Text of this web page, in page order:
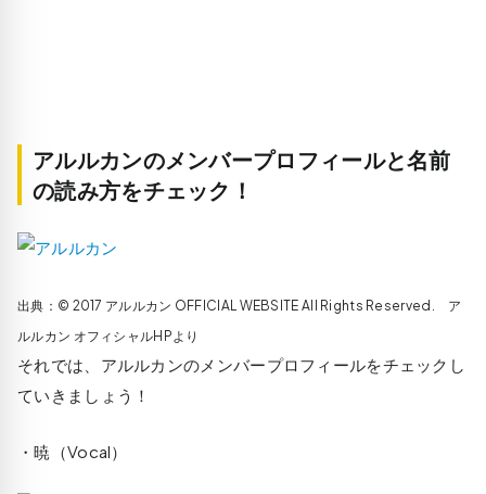
アルルカンのメンバープロフィールと名前
の読み方をチェック！
出典：© 2017 アルルカン OFFICIAL WEBSITE All Rights Reserved. ア
ルルカン オフィシャルHPより
それでは、アルルカンのメンバープロフィールをチェックし
ていきましょう！
・暁（Vocal）